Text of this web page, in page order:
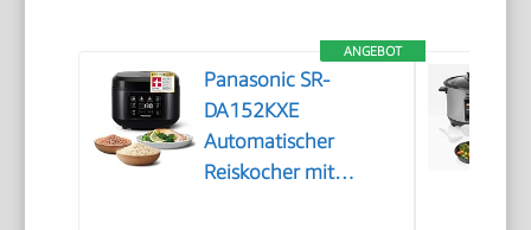
ANGEBOT
Panasonic SR-
DA152KXE
Automatischer
Reiskocher mit